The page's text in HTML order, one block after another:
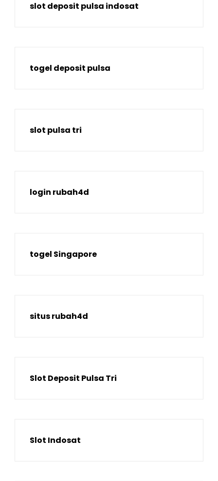
slot deposit pulsa indosat
togel deposit pulsa
slot pulsa tri
login rubah4d
togel Singapore
situs rubah4d
Slot Deposit Pulsa Tri
Slot Indosat